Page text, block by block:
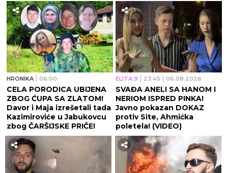
HRONIKA 06:00
CELA PORODICA UBIJENA
ZBOG ĆUPA SA ZLATOM!
Davor i Maja izrešetali tada
Kazimiroviće u Jabukovcu
zbog ČARŠIJSKE PRIČE!
ELITA 9 23:45 06.08.2026
SVAĐA ANELI SA HANOM I
NERIOM ISPRED PINKA!
Javno pokazan DOKAZ
protiv Site, Ahmićka
poletela! (VIDEO)